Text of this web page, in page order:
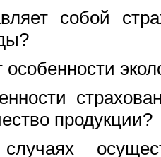
собой
продукции?